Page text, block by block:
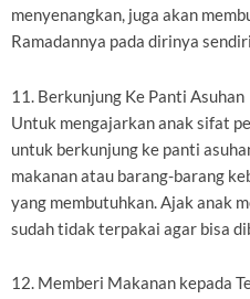
menyenangkan, juga akan
Ramadannya pada dirinya
11. Berkunjung Ke Panti Asuhan
Untuk mengajarkan anak sifat
untuk berkunjung ke panti
makanan atau barang-barang
yang membutuhkan. Ajak anak
sudah tidak terpakai agar bisa
12. Memberi Makanan kepada